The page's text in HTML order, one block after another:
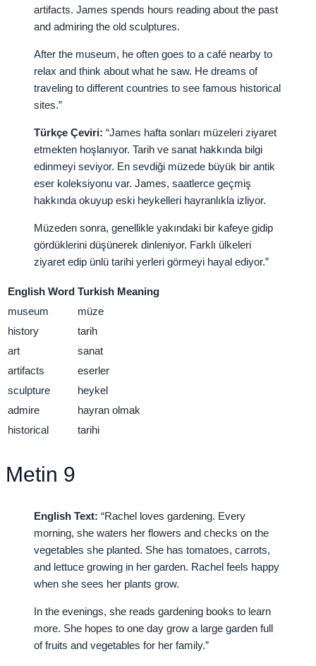
artifacts. James spends hours reading about the past
and admiring the old sculptures.
After the museum, he often goes to a café nearby to
relax and think about what he saw. He dreams of
traveling to different countries to see famous historical
sites.”
Türkçe Çeviri: “James hafta sonları müzeleri ziyaret
etmekten hoşlanıyor. Tarih ve sanat hakkında bilgi
edinmeyi seviyor. En sevdiği müzede büyük bir antik
eser koleksiyonu var. James, saatlerce geçmiş
hakkında okuyup eski heykelleri hayranlıkla izliyor.
Müzeden sonra, genellikle yakındaki bir kafeye gidip
gördüklerini düşünerek dinleniyor. Farklı ülkeleri
ziyaret edip ünlü tarihi yerleri görmeyi hayal ediyor.”
English Word Turkish Meaning
museum
müze
history
tarih
art
sanat
artifacts
eserler
sculpture
heykel
admire
hayran olmak
historical
tarihi
Metin 9
English Text: “Rachel loves gardening. Every
morning, she waters her flowers and checks on the
vegetables she planted. She has tomatoes, carrots,
and lettuce growing in her garden. Rachel feels happy
when she sees her plants grow.
In the evenings, she reads gardening books to learn
more. She hopes to one day grow a large garden full
of fruits and vegetables for her family.”